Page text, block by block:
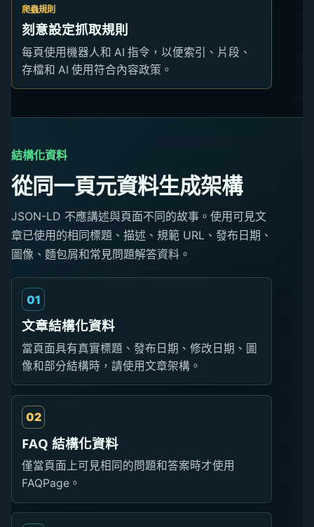
爬蟲規則
刻意設定抓取規則
每頁使用機器人和 AI 指令，以便索引、片段、
存檔和 AI 使用符合內容政策。
結構化資料
從同一頁元資料生成架構
JSON-LD 不應講述與頁面不同的故事。使用可見文
章已使用的相同標題、描述、規範 URL、發布日期、
圖像、麵包屑和常見問題解答資料。
01
文章結構化資料
當頁面具有真實標題、發布日期、修改日期、圖
像和部分結構時，請使用文章架構。
02
FAQ 結構化資料
僅當頁面上可見相同的問題和答案時才使用
FAQPage。